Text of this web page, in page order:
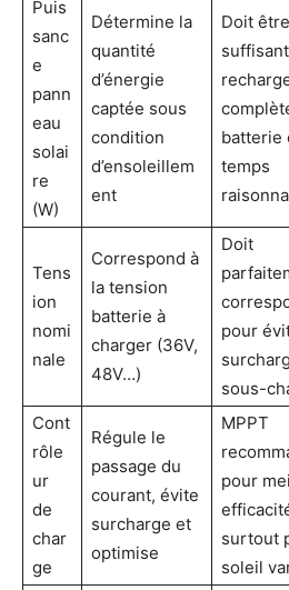
Puis
sanc
e
pann
eau
solai
re
(W)
Détermine la
quantité
d’énergie
captée sous
condition
d’ensoleillem
ent
Doit être
batterie
temps
Tens
ion
nomi
nale
Correspond à
la tension
batterie à
charger (36V,
48V…)
Doit
pour
sous-
Cont
rôle
ur
de
char
ge
Régule le
passage du
courant, évite
surcharge et
optimise
MPPT
pour
surtout
soleil